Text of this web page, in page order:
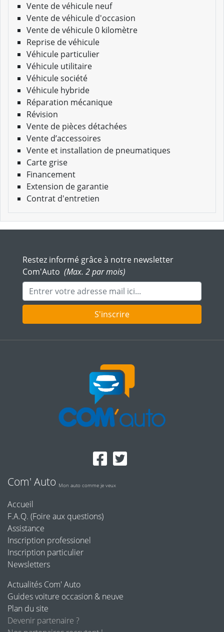
Vente de véhicule neuf
Vente de véhicule d'occasion
Vente de véhicule 0 kilomètre
Reprise de véhicule
Véhicule particulier
Véhicule utilitaire
Véhicule société
Véhicule hybride
Réparation mécanique
Révision
Vente de pièces détachées
Vente d’accessoires
Vente et installation de pneumatiques
Carte grise
Financement
Extension de garantie
Contrat d'entretien
Restez informé grâce à notre newsletter
Com'Auto (Max. 2 par mois)
Adresse mail
S'inscrire
Com' Auto Mon auto comme je veux
Accueil
F.A.Q. (Foire aux questions)
Assistance
Inscription professionel
Inscription particulier
Newsletters
Actualités Com' Auto
Guides voiture occasion & neuve
Plan du site
Devenir partenaire ?